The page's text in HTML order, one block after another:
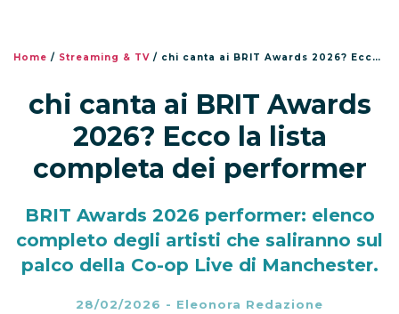
Home / Streaming & TV / chi canta ai BRIT Awards 2026? Ecco la lista completa dei performer
chi canta ai BRIT Awards
2026? Ecco la lista
completa dei performer
BRIT Awards 2026 performer: elenco
completo degli artisti che saliranno sul
palco della Co-op Live di Manchester.
28/02/2026 - Eleonora Redazione